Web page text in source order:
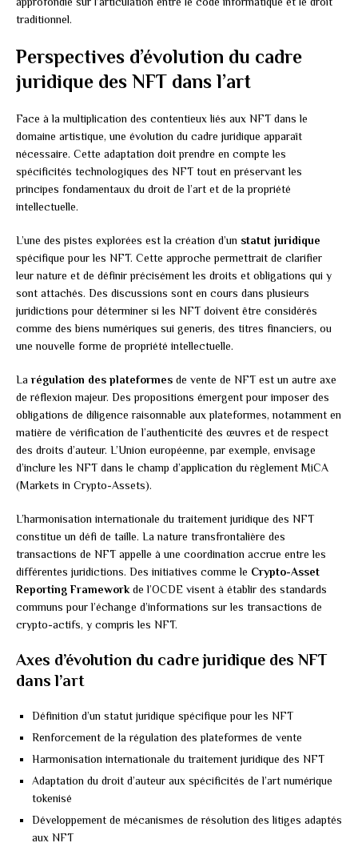
traditionnel.
Perspectives d’évolution du cadre
juridique des NFT dans l’art
Face à la multiplication des contentieux liés aux NFT dans le
domaine artistique, une évolution du cadre juridique apparaît
nécessaire. Cette adaptation doit prendre en compte les
spécificités technologiques des NFT tout en préservant les
principes fondamentaux du droit de l’art et de la propriété
intellectuelle.
L’une des pistes explorées est la création d’un statut juridique
spécifique pour les NFT. Cette approche permettrait de clarifier
leur nature et de définir précisément les droits et obligations qui y
sont attachés. Des discussions sont en cours dans plusieurs
juridictions pour déterminer si les NFT doivent être considérés
comme des biens numériques sui generis, des titres financiers, ou
une nouvelle forme de propriété intellectuelle.
La régulation des plateformes de vente de NFT est un autre axe
de réflexion majeur. Des propositions émergent pour imposer des
obligations de diligence raisonnable aux plateformes, notamment en
matière de vérification de l’authenticité des œuvres et de respect
des droits d’auteur. L’Union européenne, par exemple, envisage
d’inclure les NFT dans le champ d’application du règlement MiCA
(Markets in Crypto-Assets).
L’harmonisation internationale du traitement juridique des NFT
constitue un défi de taille. La nature transfrontalière des
transactions de NFT appelle à une coordination accrue entre les
différentes juridictions. Des initiatives comme le Crypto-Asset
Reporting Framework de l’OCDE visent à établir des standards
communs pour l’échange d’informations sur les transactions de
crypto-actifs, y compris les NFT.
Axes d’évolution du cadre juridique des NFT
dans l’art
Définition d’un statut juridique spécifique pour les NFT
Renforcement de la régulation des plateformes de vente
Harmonisation internationale du traitement juridique des NFT
Adaptation du droit d’auteur aux spécificités de l’art numérique
tokenisé
Développement de mécanismes de résolution des litiges adaptés
aux NFT